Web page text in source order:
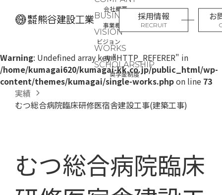
ツ
へ
ス
キ
シ
ョ
ン
に
会社概要
事業概要
ビジョン
実績
奨学金制度
採用情報 お
Warning: Undefined array key "HTTP_REFERER" in
/home/kumagai620/kumagai-kk.co.jp/public_html/wp-
content/themes/kumagai/single-works.phpon line 73
実績
むつ総合病院臨床研修医宿舎建設工事(建築工事)
むつ総合病院臨床